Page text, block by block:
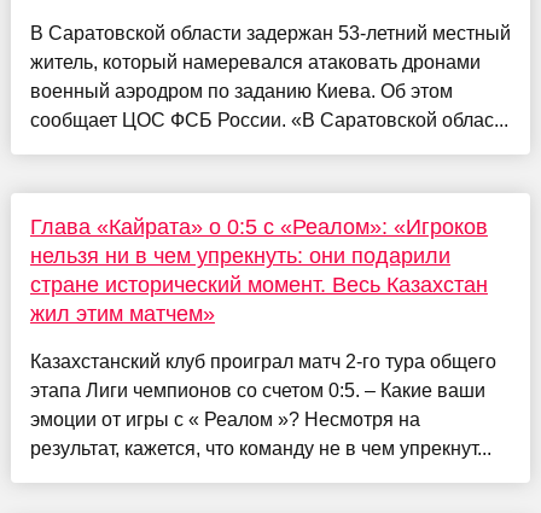
В Саратовской области задержан 53-летний местный
житель, который намеревался атаковать дронами
военный аэродром по заданию Киева. Об этом
сообщает ЦОС ФСБ России. «В Саратовской облас...
Глава «Кайрата» о 0:5 с «Реалом»: «Игроков
нельзя ни в чем упрекнуть: они подарили
стране исторический момент. Весь Казахстан
жил этим матчем»
Казахстанский клуб проиграл матч 2-го тура общего
этапа Лиги чемпионов со счетом 0:5. – Какие ваши
эмоции от игры с « Реалом »? Несмотря на
результат, кажется, что команду не в чем упрекнут...